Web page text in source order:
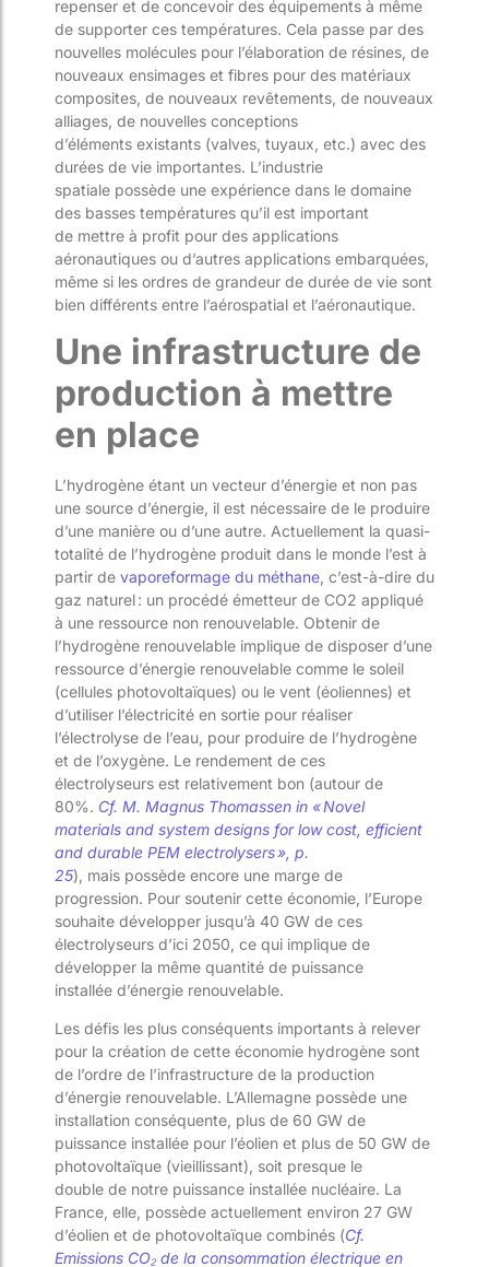
repenser et de concevoir des équipements à même
de supporter ces températures. Cela passe par des
nouvelles molécules pour l’élaboration de résines , de
nouveaux ensimages et fibres pour des matériaux
composites , de nouveaux revêtements, de nouveaux
alliages, de nouvelles conceptions
d’éléments existants (valves, tuyaux , etc.) avec des
durées de vie importantes. L’industrie
spatiale possède une expérience dans le domaine
des basses températures qu’il est important
de mettre à profit pour des applications
aéronautiques ou d’autres applications embarquées
même si les ordres de grandeur de durée de vie sont
bien différents entre l’aérospatial et l’aéronautique.
Une infrastructure de
production à mettre
en place
L’hydrogène étant un vecteur d’énergie et non pas
une source d’énergie , il est nécessaire de le produire
d’une manière ou d’une autre. Actuellement la quasi-
totalité de l’hydrogène produit dans le monde l’est à
partir de vaporeformage du méthane , c’est-à-dire du
gaz naturel : un procédé émetteur de CO2 appliqué
à une ressource non renouvelable. Obtenir de
l’hydrogène renouvelable implique de disposer d’une
ressource d’énergie renouvelable comme le soleil
(cellules photovoltaïques) ou le vent (éoliennes) et
d’utiliser l’électricité en sortie pour réaliser
l’électrolyse de l’eau, pour produire de l’hydrogène
et de l’oxygène. Le rendement de ces
électrolyseurs est relativement bon (autour de
80%. Cf. M. Magnus Thomassen in « Novel
materials and system designs for low cost, efficient
and durable PEM electrolysers», p.
25) mais possède encore une marge de
progression. Pour soutenir cette économie, l’Europe
souhaite développer jusqu’à 40 GW de ces
électrolyseurs d’ici 2050, ce qui implique de
développer la même quantité de puissance
installée d’énergie renouvelable.
Les défis les plus conséquents importants à relever
pour la création de cette économie hydrogène sont
de l’ordre de l’infrastructure de la production
d’énergie renouvelable. L ’Allemagne possède une
installation conséquente, plus de 60 GW de
puissance installée pour l’éolien et plus de 50 GW de
photovoltaïque (vieillissant) , soit presque le
double de notre puissance installée nucléaire. L a
France , elle, possède actuellement environ 27 GW
d’éolien et de photovoltaïque combinés (Cf.
Emissions CO₂ de la consommation électrique en